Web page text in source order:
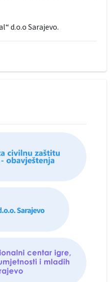
d.o.o Sarajevo.